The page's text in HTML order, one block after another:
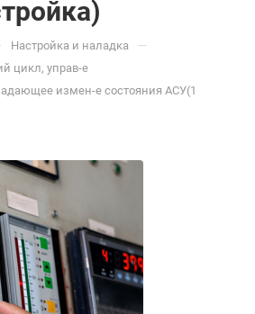
Настройка и наладка —
цикл, управ-е
измен-е состояния АСУ(1